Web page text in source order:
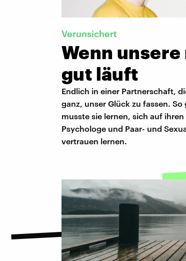
Verunsichert
Wenn unsere
gut läuft
Endlich in einer Partnerschaft,
ganz, unser Glück zu fassen.
musste sie lernen, sich auf
Psychologe und Paar- und
vertrauen lernen.